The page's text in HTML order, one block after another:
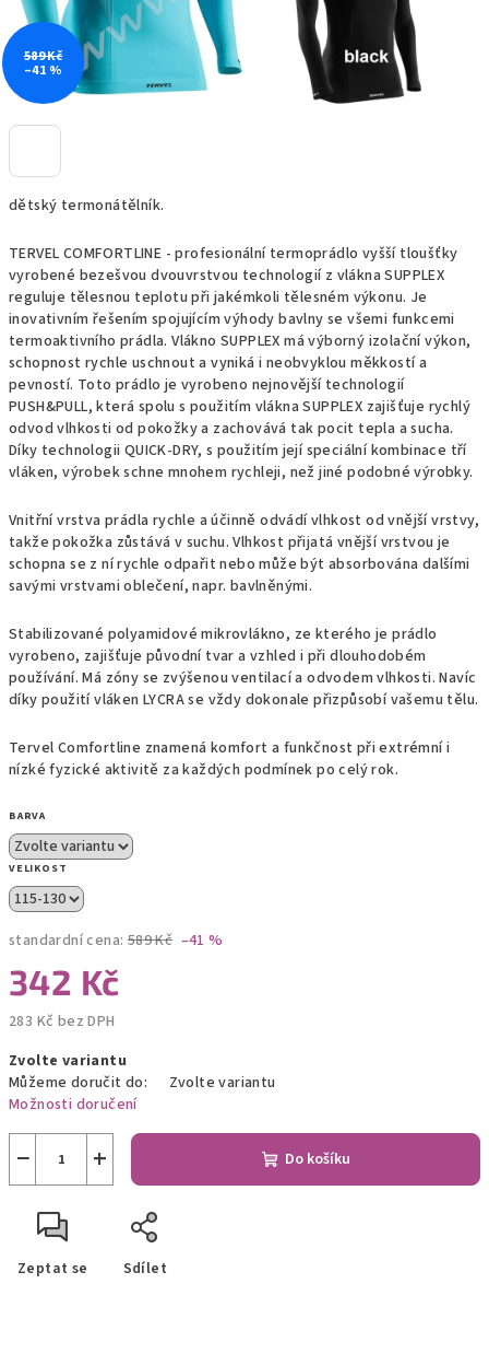
dětský termonátělník.
TERVEL COMFORTLINE - profesionální termoprádlo vyšší tloušťky
vyrobené bezešvou dvouvrstvou technologií z vlákna SUPPLEX
reguluje tělesnou teplotu při jakémkoli tělesném výkonu. Je
inovativním řešením spojujícím výhody bavlny se všemi funkcemi
termoaktivního prádla. Vlákno SUPPLEX má výborný izolační výkon,
schopnost rychle uschnout a vyniká i neobvyklou měkkostí a
pevností. Toto prádlo je vyrobeno nejnovější technologií
PUSH&PULL, která spolu s použitím vlákna SUPPLEX zajišťuje rychlý
odvod vlhkosti od pokožky a zachovává tak pocit tepla a sucha.
Díky technologii QUICK-DRY, s použitím její speciální kombinace tří
vláken, výrobek schne mnohem rychleji, než jiné podobné výrobky.
Vnitřní vrstva prádla rychle a účinně odvádí vlhkost od vnější vrstvy,
takže pokožka zůstává v suchu. Vlhkost přijatá vnější vrstvou je
schopna se z ní rychle odpařit nebo může být absorbována dalšími
savými vrstvami oblečení, napr. bavlněnými.
Stabilizované polyamidové mikrovlákno, ze kterého je prádlo
vyrobeno, zajišťuje původní tvar a vzhled i při dlouhodobém
používání. Má zóny se zvýšenou ventilací a odvodem vlhkosti. Navíc
díky použití vláken LYCRA se vždy dokonale přizpůsobí vašemu tělu.
Tervel Comfortline znamená komfort a funkčnost při extrémní i
nízké fyzické aktivitě za každých podmínek po celý rok.
BARVA
VELIKOST
standardní cena: 589 Kč –41 %
342 Kč
283 Kč bez DPH
cena:
Zvolte variantu
Můžeme doručit do:
Zvolte variantu
Možnosti doručení
+
− Do košíku
Zeptat se Sdílet
589 Kč
–41 %